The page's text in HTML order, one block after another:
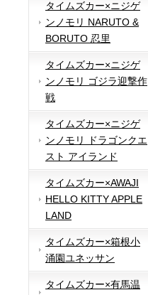
タイムズカー×ニジゲ
ンノモリ NARUTO &
BORUTO 忍里
タイムズカー×ニジゲ
ンノモリ ゴジラ迎撃作
戦
タイムズカー×ニジゲ
ンノモリ ドラゴンクエ
スト アイランド
タイムズカー×AWAJI
HELLO KITTY APPLE
LAND
タイムズカー×箱根小
涌園ユネッサン
タイムズカー×有馬温